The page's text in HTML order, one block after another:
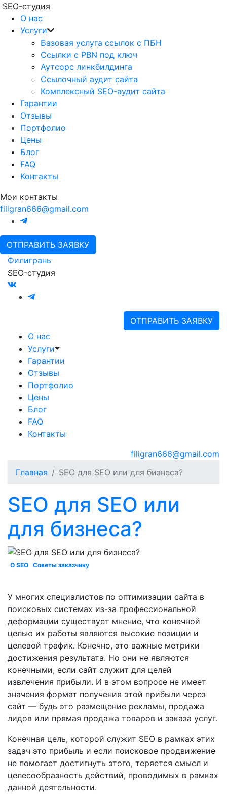
SEO-студия
О нас
Услуги
Базовая услуга ссылок с ПБН
Ссылки с PBN под ключ
Аутсорс линкбилдинга
Ссылочный аудит сайта
Комплексный SEO-аудит сайта
Гарантии
Отзывы
Портфолио
Цены
Блог
FAQ
Контакты
Мои контакты
filigran666@gmail.com
ОТПРАВИТЬ ЗАЯВКУ
Филигрань
SEO-студия
ОТПРАВИТЬ ЗАЯВКУ
О нас
Услуги
Гарантии
Отзывы
Портфолио
Цены
Блог
FAQ
Контакты
filigran666@gmail.com
Главная
SEO для SEO или для бизнеса?
SEO для SEO или
для бизнеса?
О SEO Советы заказчику
У многих специалистов по оптимизации сайта в
поисковых системах из-за профессиональной
деформации существует мнение, что конечной
целью их работы являются высокие позиции и
целевой трафик. Конечно, это важные метрики
достижения результата. Но они не являются
конечными, если сайт служит для целей
извлечения прибыли. И в этом вопросе не имеет
значения формат получения этой прибыли через
сайт — будь это размещение рекламы, продажа
лидов или прямая продажа товаров и заказа услуг.
Конечная цель, которой служит SEO в рамках этих
задач это прибыль и если поисковое продвижение
не помогает достигнуть этого, теряется смысл и
целесообразность действий, проводимых в рамках
данной деятельности.